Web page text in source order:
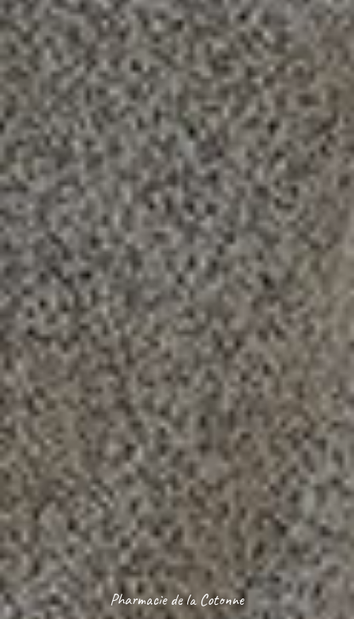
Pharmacie de la Cotonne